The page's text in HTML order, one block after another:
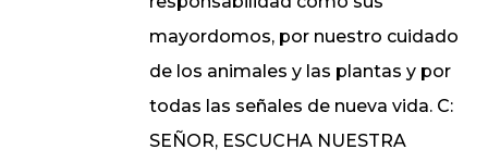
mayordomos, por nuestro cuidado
de los animales y las plantas y por
todas las señales de nueva vida. C:
SEÑOR, ESCUCHA NUESTRA